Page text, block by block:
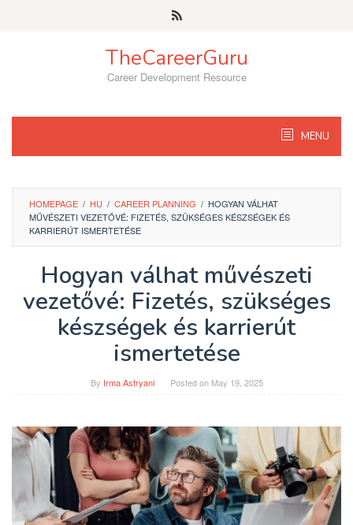
TheCareerGuru
Career Development Resource
MENU
HOMEPAGE / HU / CAREER PLANNING / HOGYAN VÁLHAT
MŰVÉSZETI VEZETŐVÉ: FIZETÉS, SZÜKSÉGES KÉSZSÉGEK ÉS
KARRIERÚT ISMERTETÉSE
Hogyan válhat művészeti
vezetővé: Fizetés, szükséges
készségek és karrierút
ismertetése
By Irma Astryani Posted on May 19, 2025